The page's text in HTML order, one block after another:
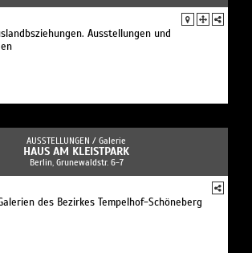
Ausstellungen und
AUSSTELLUNGEN / Galerie
HAUS AM KLEISTPARK
Berlin, Grunewaldstr. 6-7
des Bezirkes Tempelhof-Schöneberg